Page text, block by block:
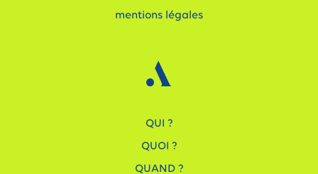
QUI ?
QUOI ?
QUAND ?
mentions légales